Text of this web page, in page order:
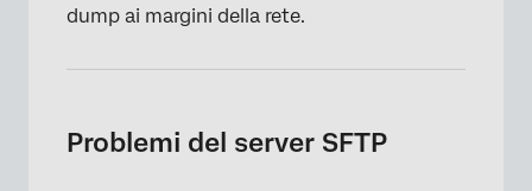
dump ai margini della rete.
Problemi del server SFTP